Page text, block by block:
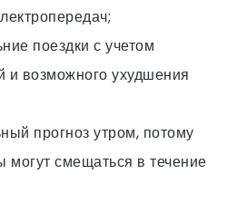
поездки с учетом
и возможного ухудшения
прогноз утром, потому
могут смещаться в течение